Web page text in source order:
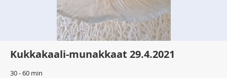
Kukkakaali-munakkaat 29.4.2021
30 - 60 min